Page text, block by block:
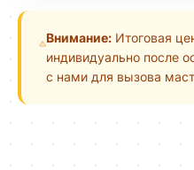
Внимание:Итоговая
индивидуально после
с нами для вызова